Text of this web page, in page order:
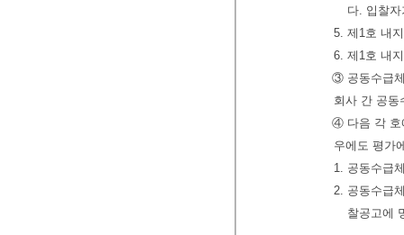
다. 입찰
5. 제1호 내
6. 제1호 내
③ 공동수급
회사 간 공
④ 다음 각 호
우에도 평가
1. 공동수급
2. 공동수급
찰공고에